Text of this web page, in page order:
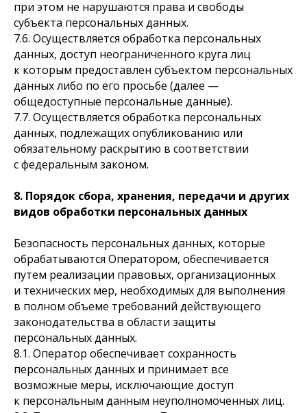
при этом не нарушаются права и свободы
субъекта персональных данных.
7.6. Осуществляется обработка персональных
данных, доступ неограниченного круга лиц
к которым предоставлен субъектом персональных
данных либо по его просьбе (далее —
общедоступные персональные данные).
7.7. Осуществляется обработка персональных
данных, подлежащих опубликованию или
обязательному раскрытию в соответствии
с федеральным законом.
8. Порядок сбора, хранения, передачи и других
видов обработки персональных данных
Безопасность персональных данных, которые
обрабатываются Оператором, обеспечивается
путем реализации правовых, организационных
и технических мер, необходимых для выполнения
в полном объеме требований действующего
законодательства в области защиты
персональных данных.
8.1. Оператор обеспечивает сохранность
персональных данных и принимает все
возможные меры, исключающие доступ
к персональным данным неуполномоченных лиц.